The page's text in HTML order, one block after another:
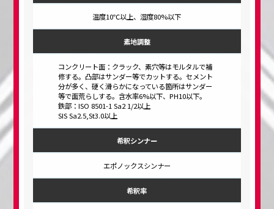
温度10℃以上、湿度80%以下
素地調整
コンクリート面：クラック、素穴等はモルタルで補
修する。凸部はサンダー等でカットする。セメント
分が多く、硬く滑らかになっている箇所はサンダー
等で面荒らしする。含水率6%以下、PH10以下。
鉄部：ISO 8501-1 Sa2 1/2以上
SIS Sa2.5,St3.0以上
希釈シンナー
エポノックスシンナー
希釈率